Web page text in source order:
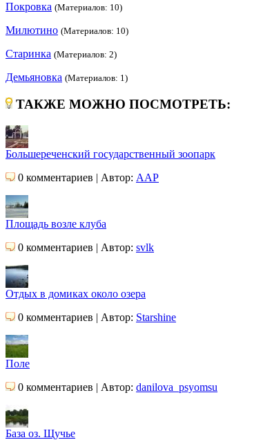
Покровка (Материалов: 10)
Милютино (Материалов: 10)
Старинка (Материалов: 2)
Демьяновка (Материалов: 1)
ТАКЖЕ МОЖНО ПОСМОТРЕТЬ:
Большереченский государственный зоопарк
0 комментариев | Автор: AAP
Площадь возле клуба
0 комментариев | Автор: svlk
Отдых в домиках около озера
0 комментариев | Автор: Starshine
Поле
0 комментариев | Автор: danilova_psyomsu
База оз. Щучье